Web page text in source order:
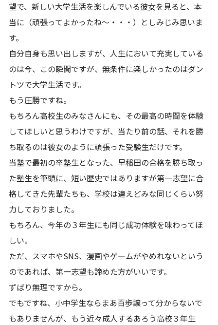
望で、新しい大学生活を楽しんでいる彼女を見ると、本
当に（頑張ってよかったね～・・・）としみじみ思いま
す。
自分自身も思い出しますが、人生において充実している
のは今、この瞬間ですが、無条件に楽しかったのはダン
トツで大学生活です。
もう圧勝ですね。
もちろん高校生のみなさんにも、その最高の時間を体験
してほしいと思うわけですが、当たり前の話、それを勝
ち取るのは彼女のように頑張った受験生だけです。
当塾で最初の卒塾生となった、早稲田の合格を勝ち取っ
た塾生を筆頭に、短い歴史ではありますが第一志望に合
格してきた先輩たちも、学校は違えどみな同じくらい努
力しておりました。
もちろん、今年の３年生にも同じ成功体験を味わってほ
しい。
ただ、スマホやSNS、漫画やゲームがやめれないという
のであれば、第一志望も諦めた方がいいです。
ずばり無理ですから。
でもですね、小中学生ならまあ百歩譲って分からないで
もありませんが、もう近々成人するあろう高校３年生